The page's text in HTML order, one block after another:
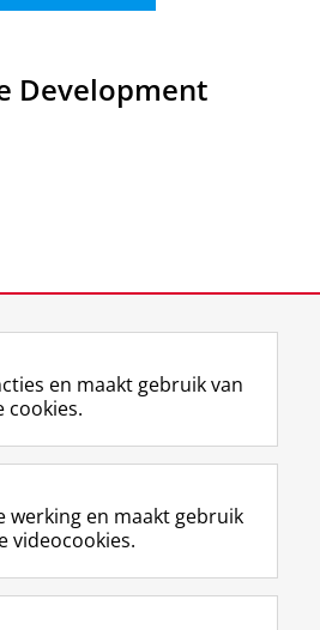
Development
deSustainable Development
F
a
e
b
o
L
i
k
e
I
R
S
-
f
e
I
n
t
r
Y
o
T
e
en maakt gebruik van
cookies.
werking en maakt gebruik
videocookies.